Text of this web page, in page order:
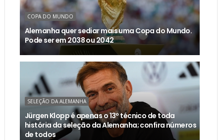
COPA DO MUNDO
Alemanha quer sediar mais uma Copa do Mundo.
Pode ser em 2038 ou 2042
SELEÇÃO DA ALEMANHA
Jürgen Klopp é apenas o 13º técnico de toda
história da seleção da Alemanha; confira números
de todos